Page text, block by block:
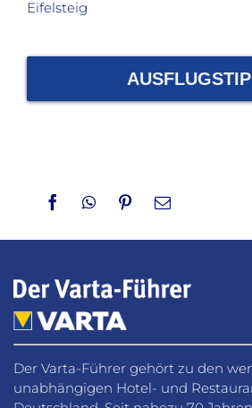
Eifelsteig
FacebookWhatsApp
PinterestEmail
Der Varta-Führer gehört zu den
unabhängigen Hotel- und